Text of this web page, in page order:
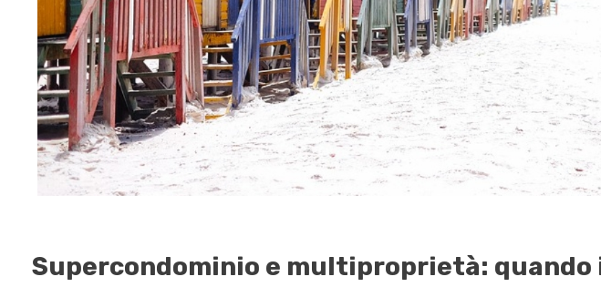
Supercondominio e multiproprietà: quando